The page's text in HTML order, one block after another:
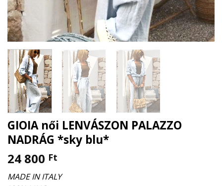
GIOIA női LENVÁSZON PALAZZO
NADRÁG *sky blu*
24 800 Ft
MADE IN ITALY